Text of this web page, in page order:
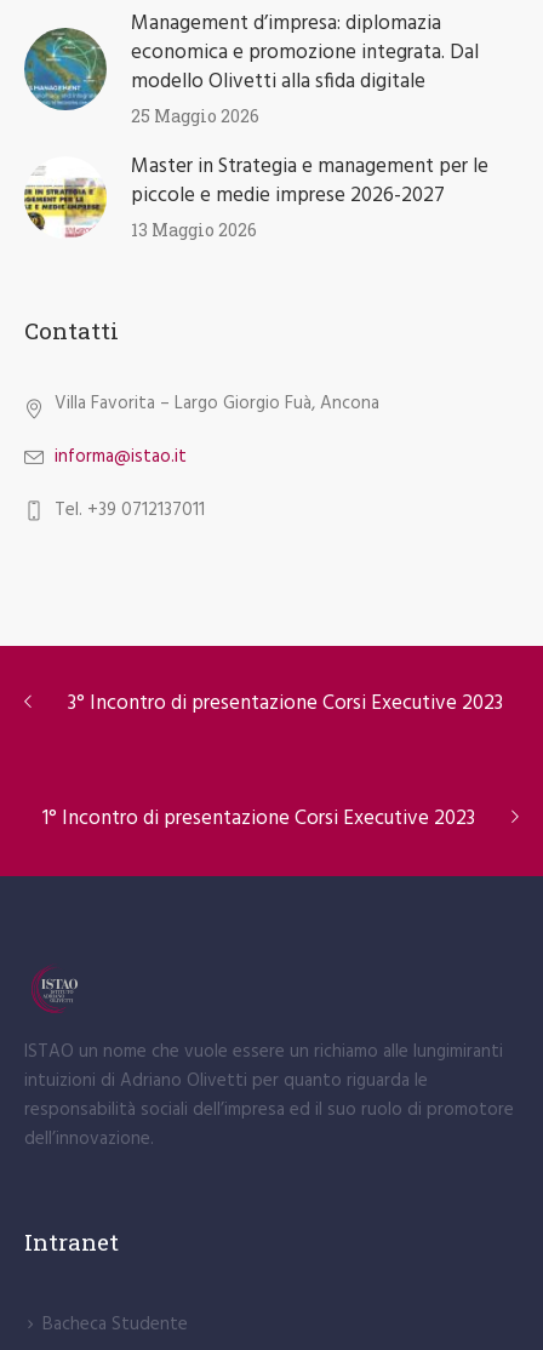
Management d’impresa: diplomazia
economica e promozione integrata. Dal
modello Olivetti alla sfida digitale
25 Maggio 2026
Master in Strategia e management per le
piccole e medie imprese 2026-2027
13 Maggio 2026
Contatti
Villa Favorita – Largo Giorgio Fuà, Ancona
informa@istao.it
Tel. +39 0712137011
3° Incontro di presentazione Corsi Executive 2023
1° Incontro di presentazione Corsi Executive 2023
ISTAO un nome che vuole essere un richiamo alle lungimiranti
intuizioni di Adriano Olivetti per quanto riguarda le
responsabilità sociali dell’impresa ed il suo ruolo di promotore
dell’innovazione.
Intranet
Bacheca Studente